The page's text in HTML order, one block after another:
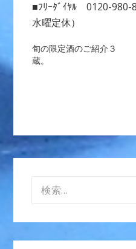
■ﾌﾘｰﾀﾞｲﾔﾙ 0120-
水曜定休）
投
ゲ
シ
ン
旬の限定酒のご紹介３
蔵。
索: